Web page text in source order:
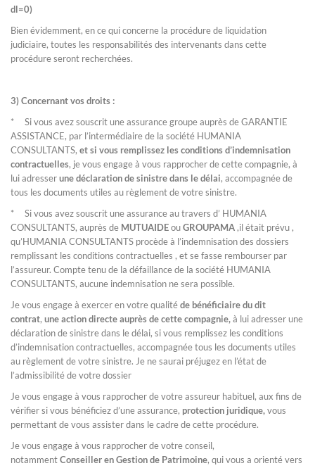
dl=0)
Bien évidemment, en ce qui concerne la procédure de liquidation
judiciaire, toutes les responsabilités des intervenants dans cette
procédure seront recherchées.
3) Concernant vos droits :
* Si vous avez souscrit une assurance groupe auprès de GARANTIE
ASSISTANCE, par l’intermédiaire de la société HUMANIA
CONSULTANTS, et si vous remplissez les conditions d’indemnisation
contractuelles, je vous engage à vous rapprocher de cette compagnie, à
lui adresserune déclaration de sinistre dans le délai, accompagnée de
tous les documents utiles au règlement de votre sinistre.
* Si vous avez souscrit une assurance au travers d’ HUMANIA
CONSULTANTS, auprès de MUTUAIDEouGROUPAMA,il était prévu ,
qu’HUMANIA CONSULTANTS procède à l’indemnisation des dossiers
remplissant les conditions contractuelles , et se fasse rembourser par
l’assureur. Compte tenu de la défaillance de la société HUMANIA
CONSULTANTS, aucune indemnisation ne sera possible.
Je vous engage à exercer en votre qualitéde bénéficiaire du dit
contrat, une action directe auprès de cette compagnie,à lui adresser une
déclaration de sinistre dans le délai, si vous remplissez les conditions
d’indemnisation contractuelles, accompagnée tous les documents utiles
au règlement de votre sinistre. Je ne saurai préjugez en l’état de
l’admissibilité de votre dossier
Je vous engage à vous rapprocher de votre assureur habituel, aux fins de
vérifier si vous bénéficiez d’une assurance, protection juridique,vous
permettant de vous assister dans le cadre de cette procédure.
Je vous engage à vous rapprocher de votre conseil,
notammentConseiller en Gestion de Patrimoine, qui vous a orienté vers